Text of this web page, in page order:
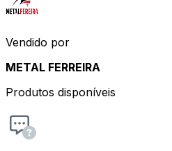
Vendido por
METAL FERREIRA
Produtos disponíveis